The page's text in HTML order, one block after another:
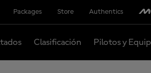
Packages Store Authentics
Clasificación Pilotos y